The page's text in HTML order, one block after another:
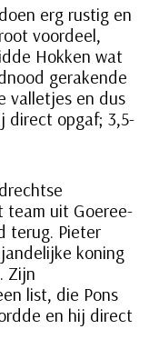
erg rustig en
voordeel,
Hokken wat
gerakende
valletjes en dus
direct opgaf; 3,5-
team uit Goeree-
terug. Pieter
koning
Zijn
list, die Pons
en hij direct